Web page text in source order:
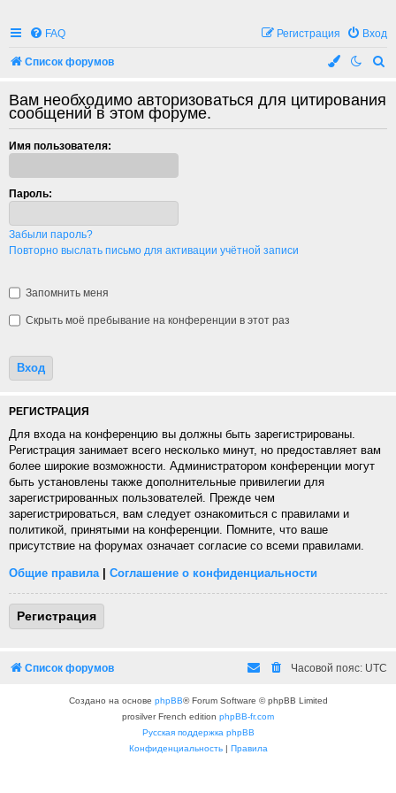
FAQ Вход
Регистрация
Список форумов
с
Вам необходимо авторизоваться для цитирования
сообщений в этом форуме.
Имя пользователя:
Пароль:
Забыли пароль?
Повторно выслать письмо для активации учётной записи
Запомнить меня
Скрыть моё пребывание на конференции в этот раз
РЕГИСТРАЦИЯ
Для входа на конференцию вы должны быть зарегистрированы.
Регистрация занимает всего несколько минут, но предоставляет вам
более широкие возможности. Администратором конференции могут
быть установлены также дополнительные привилегии для
зарегистрированных пользователей. Прежде чем
зарегистрироваться, вам следует ознакомиться с правилами и
политикой, принятыми на конференции. Помните, что ваше
присутствие на форумах означает согласие со всеми правилами.
Общие правила| Соглашение о конфиденциальности
Регистрация
Список форумов Часовой пояс: UTC
Создано на основе phpBB® Forum Software © phpBB Limited
prosilver French edition phpBB-fr.com
Русская поддержка phpBB
Конфиденциальность| Правила